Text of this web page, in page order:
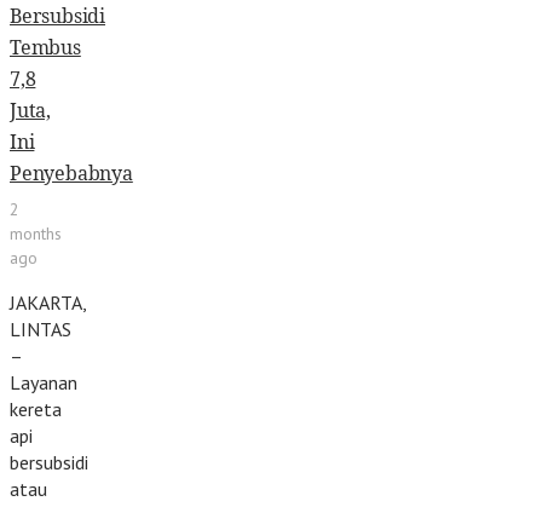
Bersubsidi
Tembus
7,8
Juta,
Ini
Penyebabnya
2
months
ago
JAKARTA,
LINTAS
–
Layanan
kereta
api
bersubsidi
atau